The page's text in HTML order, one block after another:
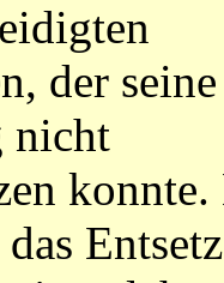
der seine
nicht
konnte.